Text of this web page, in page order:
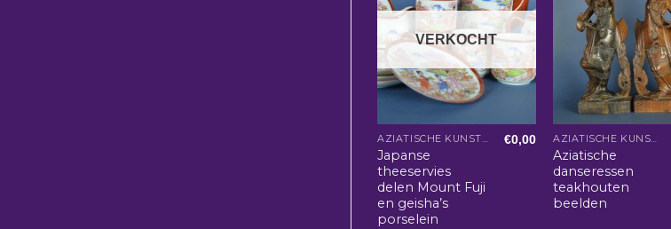
VERKOCHT
AZIATISCHE KUNST EN WOONACCESSOIRES
Japanse
theeservies
delen Mount Fuji
en geisha’s
porselein
€0,00 AZIATISCHE KUNST EN WOONACCESSOIRES
Aziatische
danseressen
teakhouten
beelden